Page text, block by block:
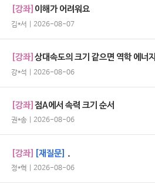
[강좌] 이해가 어려워요
김*서 | 2026-08-07
[강좌]상대속도의 크기 같으면 역학 에너
강*석 | 2026-08-06
[강좌]점A에서 속력 크기 순서
권*송 | 2026-08-06
[강좌] [재질문] .
정*혁 | 2026-08-06